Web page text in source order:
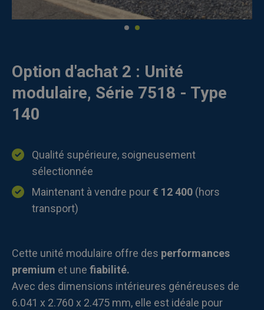
Option d'achat 2 : Unité
modulaire, Série 7518 - Type
140
Qualité supérieure, soigneusement
sélectionnée
Maintenant à vendre pour€ 12 400 (hors
transport)
Cette unité modulaire offre des performances
premium et une fiabilité.
Avec des dimensions intérieures généreuses de
6.041 x 2.760 x 2.475 mm, elle est idéale pour